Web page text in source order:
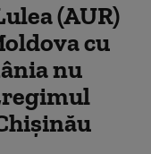
(AUR)
cu
nu